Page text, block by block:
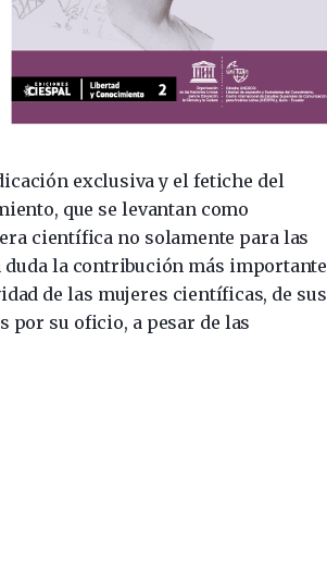
exclusiva y el fetiche del
que se levantan como
científica no solamente para las
la contribución más importante
de las mujeres científicas, de sus
por su oficio, a pesar de las